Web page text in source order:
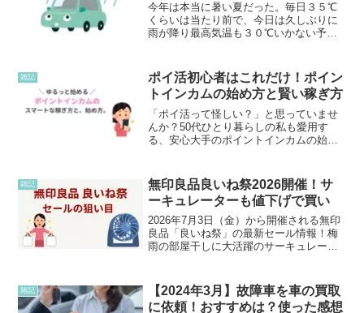
今年は本当に暑い夏だった。毎日３５℃
くらいは当たり前で、今日は久しぶりに
雨が降り最高気温も３０℃いかない予報
草が伸び放題になっている。朝も暑い
し、昼間なんてとてもじゃ...
雑記
ポイ活初心者はこれだけ！ポイン
トインカムの始め方と賢い稼ぎ方
「ポイ活って怪しい？」と思っていませ
んか？50代ひとり暮らしの私も愛用す
る、安心大手のポイントインカムの始め
がどんどん貯まる賢い稼ぎ方を紹介しま
す。
雑記
無印良品良いね祭2026開催！サ
ーキュレーターも値下げで買い
2026年7月3日（金）から開催される無印
良品「良いね祭」の最新セール情報！梅
雨の部屋干しに大活躍のサーキュレータ
解説します。
雑記
【2024年3月】故障車を車の買取
に依頼！おすすめは？使った感想